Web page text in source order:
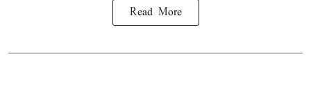
Read More